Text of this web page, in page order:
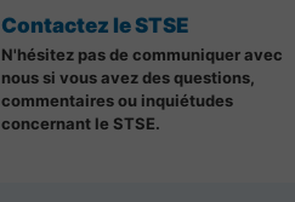
Contactez le STSE
N'hésitez pas de communiquer avec
nous si vous avez des questions,
commentaires ou inquiétudes
concernant le STSE.